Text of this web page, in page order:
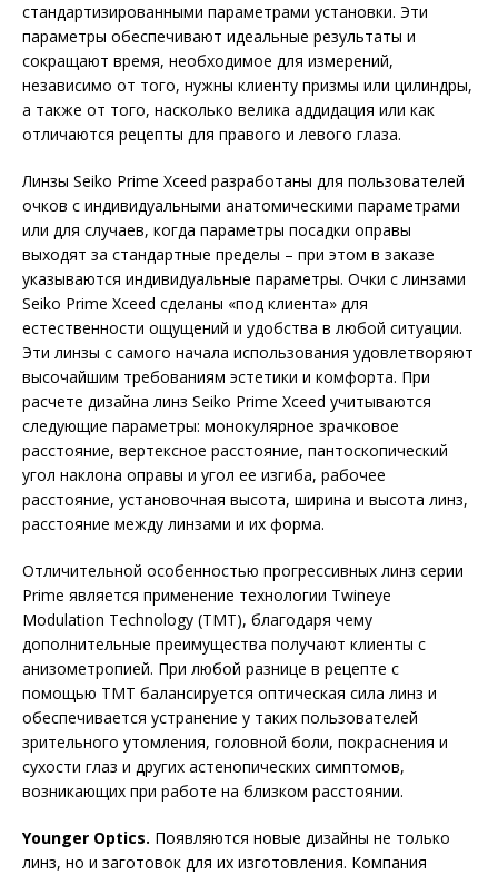
стандартизированными параметрами установки. Эти
параметры обеспечивают идеальные результаты и
сокращают время, необходимое для измерений,
независимо от того, нужны клиенту призмы или цилиндры,
а также от того, насколько велика аддидация или как
отличаются рецепты для правого и левого глаза.
Линзы Seiko Prime Xceed разработаны для пользователей
очков с индивидуальными анатомическими параметрами
или для случаев, когда параметры посадки оправы
выходят за стандартные пределы – при этом в заказе
указываются индивидуальные параметры. Очки с линзами
Seiko Prime Xceed сделаны «под клиента» для
естественности ощущений и удобства в любой ситуации.
Эти линзы с самого начала использования удовлетворяют
высочайшим требованиям эстетики и комфорта. При
расчете дизайна линз Seiko Prime Xceed учитываются
следующие параметры: монокулярное зрачковое
расстояние, вертексное расстояние, пантоскопический
угол наклона оправы и угол ее изгиба, рабочее
расстояние, установочная высота, ширина и высота линз,
расстояние между линзами и их форма.
Отличительной особенностью прогрессивных линз серии
Prime является применение технологии Twineye
Modulation Technology (TMT), благодаря чему
дополнительные преимущества получают клиенты с
анизометропией. При любой разнице в рецепте с
помощью TMT балансируется оптическая сила линз и
обеспечивается устранение у таких пользователей
зрительного утомления, головной боли, покраснения и
сухости глаз и других астенопических симптомов,
возникающих при работе на близком расстоянии.
Younger Optics. Появляются новые дизайны не только
линз, но и заготовок для их изготовления. Компания